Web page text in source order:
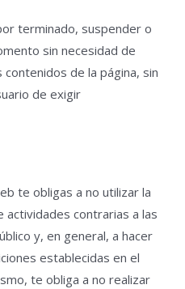
terminado, suspender o
sin necesidad de
de la página, sin
de exigir
te obligas a no utilizar la
actividades contrarias a las
y, en general, a hacer
establecidas en el
te obliga a no realizar